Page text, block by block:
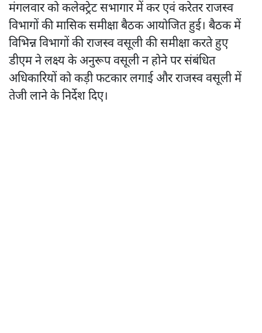
मंगलवार को कलेक्ट्रेट सभागार में कर एवं करेतर राजस्व
विभागों की मासिक समीक्षा बैठक आयोजित हुई। बैठक में
विभिन्न विभागों की राजस्व वसूली की समीक्षा करते हुए
डीएम ने लक्ष्य के अनुरूप वसूली न होने पर संबंधित
अधिकारियों को कड़ी फटकार लगाई और राजस्व वसूली में
तेजी लाने के निर्देश दिए।